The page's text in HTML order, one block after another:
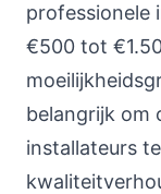
professionele
€500 tot
belangrijk om
installateurs